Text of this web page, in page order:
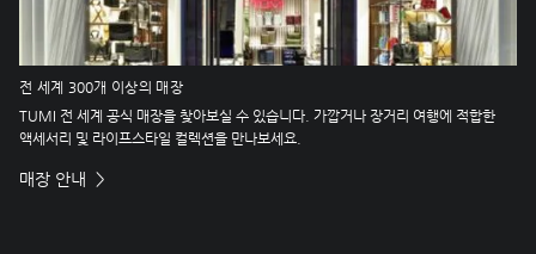
전 세계 300개 이상의 매장
TUMI 전 세계 공식 매장을 찾아보실 수 있습니다. 가깝거나 장거리 여행에 적합한
액세서리 및 라이프스타일 컬렉션을 만나보세요.
매장 안내